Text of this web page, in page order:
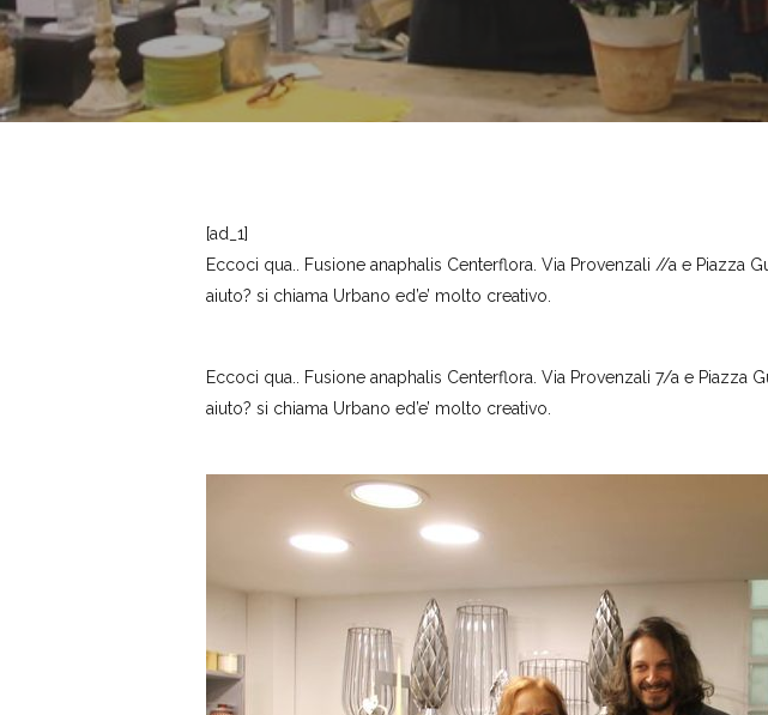
[ad_1]
Eccoci qua.. Fusione anaphalis Centerflora. Via Provenzali //a e Piazza
aiuto? si chiama Urbano ed’e’ molto creativo.
Eccoci qua.. Fusione anaphalis Centerflora. Via Provenzali 7/a e Piazza
aiuto? si chiama Urbano ed’e’ molto creativo.